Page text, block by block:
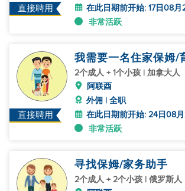
直接聘用
在此日期前开始: 17日08
非常活跃
直接聘用
我需要一名住家保姆/
2个成人 + 1个小孩 | 加拿大人
阿联酉
外佣 | 全职
在此日期前开始: 24日08
非常活跃
寻找保姆/家务助手
2个成人 + 2个小孩 | 俄罗斯人